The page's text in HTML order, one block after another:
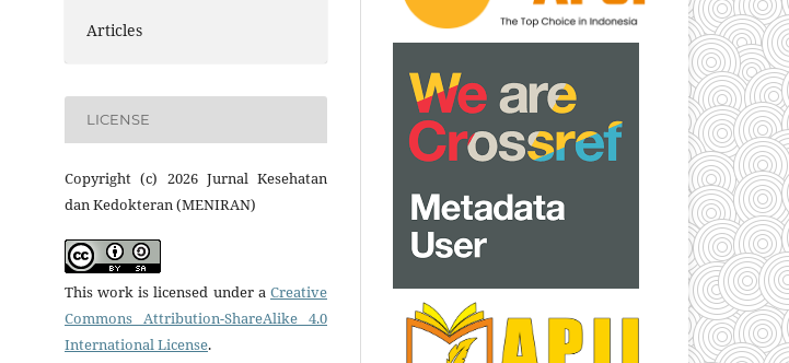
Articles
LICENSE
Copyright (c) 2026 Jurnal Kesehatan
dan Kedokteran (MENIRAN)
This work is licensed under a Creative
Commons Attribution-ShareAlike 4.0
International License.